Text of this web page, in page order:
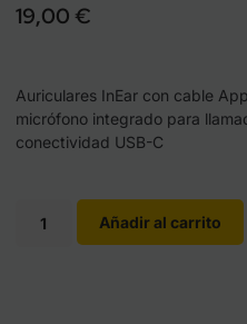
19,00 €
Auriculares InEar con cable
micrófono integrado para
conectividad USB-C
Añadir al carrito